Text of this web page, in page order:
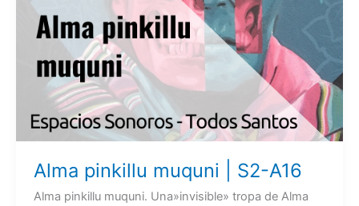
Alma pinkillu muquni | S2-A16
Alma pinkillu muquni. Una»invisible» tropa de Alma